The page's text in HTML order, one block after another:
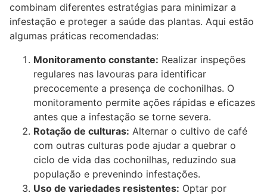
combinam diferentes estratégias para minimizar a
infestação e proteger a saúde das plantas. Aqui estão
algumas práticas recomendadas:
Monitoramento constante: Realizar inspeções
regulares nas lavouras para identificar
precocemente a presença de cochonilhas. O
monitoramento permite ações rápidas e eficazes
antes que a infestação se torne severa.
Rotação de culturas: Alternar o cultivo de café
com outras culturas pode ajudar a quebrar o
ciclo de vida das cochonilhas, reduzindo sua
população e prevenindo infestações.
Uso de variedades resistentes: Optar por